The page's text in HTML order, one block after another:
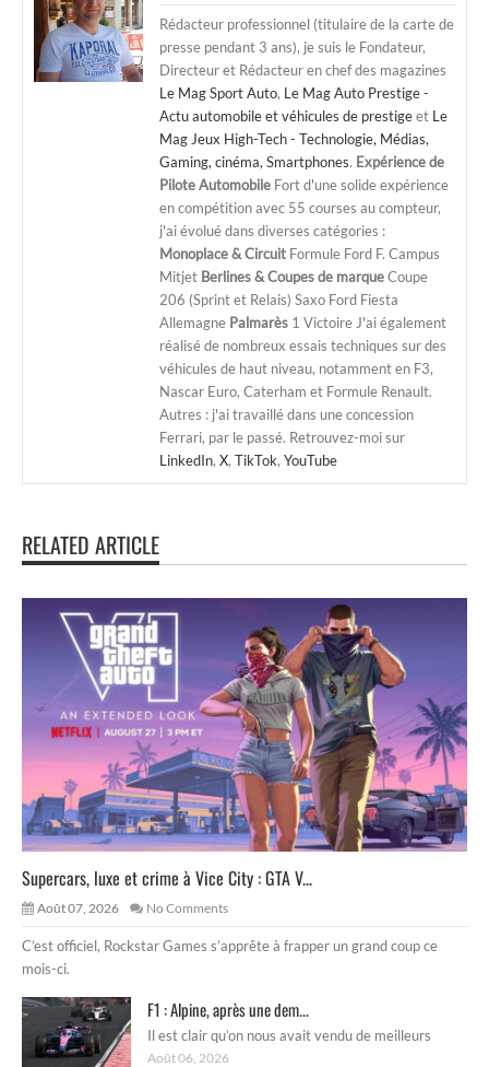
Rédacteur professionnel (titulaire de la carte de
presse pendant 3 ans), je suis le Fondateur,
Directeur et Rédacteur en chef des magazines
Le Mag Sport Auto, Le Mag Auto Prestige -
Actu automobile et véhicules de prestigeet Le
Mag Jeux High-Tech - Technologie, Médias,
Gaming, cinéma, Smartphones. Expérience de
Pilote Automobile Fort d'une solide expérience
en compétition avec 55 courses au compteur,
j'ai évolué dans diverses catégories :
Monoplace & Circuit Formule Ford F. Campus
Mitjet Berlines & Coupes de marqueCoupe
206 (Sprint et Relais) Saxo Ford Fiesta
Allemagne Palmarès 1 Victoire J'ai également
réalisé de nombreux essais techniques sur des
véhicules de haut niveau, notamment en F3,
Nascar Euro, Caterham et Formule Renault.
Autres : j'ai travaillé dans une concession
Ferrari, par le passé. Retrouvez-moi sur
LinkedIn, X, TikTok, YouTube
RELATED ARTICLE
Supercars, luxe et crime à Vice City : GTA V...
Août 07, 2026 No Comments
C’est officiel, Rockstar Games s’apprête à frapper un grand coup ce
mois-ci.
F1 : Alpine, après une dem...
Il est clair qu’on nous avait vendu de meilleurs
Août 06, 2026